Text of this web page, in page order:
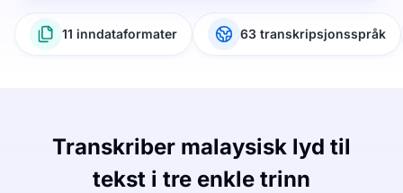
11 inndataformater 63 transkripsjonsspråk
Transkriber malaysisk lyd til
tekst i tre enkle trinn